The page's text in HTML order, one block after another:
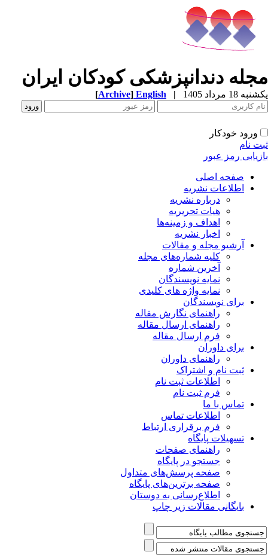
دندانپزشکی کودکان ایران
18 مرداد 1405 |
English
[Archive]
ورود خودکار
نام
رمز عبور
صفحه اصلی
اطلاعات نشریه
درباره نشریه
هیات تحریریه
اهداف و زمینه‌ها
اخبار نشریه
آرشیو مجله و مقالات
کلیه شماره‌های مجله
آخرین شماره
نمایه نویسندگان
نمایه واژه های کلیدی
برای نویسندگان
راهنمای نگارش مقاله
راهنمای ارسال مقاله
فرم ارسال مقاله
برای داوران
راهنمای داوران
ثبت نام و اشتراک
اطلاعات ثبت نام
فرم ثبت نام
تماس با ما
اطلاعات تماس
فرم برقراری ارتباط
تسهیلات پایگاه
راهنمای صفحات
جستجو در پایگاه
صفحه پرسش‌های متداول
صفحه برترین‌های پایگاه
اطلاع‌رسانی به دوستان
بایگانی مقالات زیر چاپ